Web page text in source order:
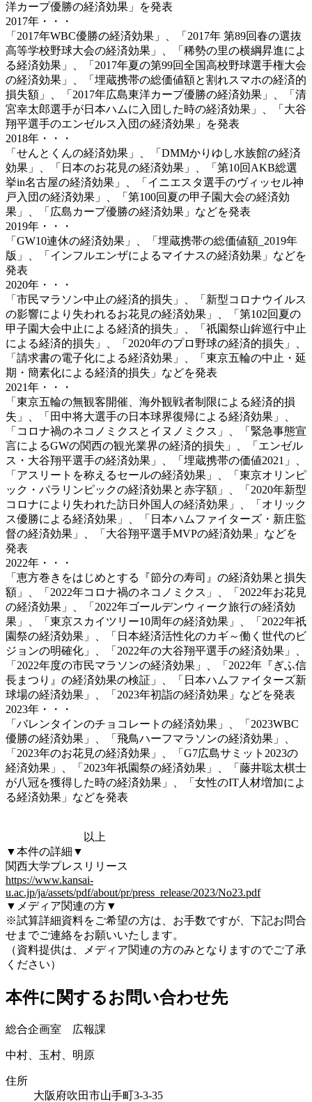
洋カープ優勝の経済効果」を発表
2017年・・・
「2017年WBC優勝の経済効果」、「2017年 第89回春の選抜
高等学校野球大会の経済効果」、「稀勢の里の横綱昇進によ
る経済効果」、「2017年夏の第99回全国高校野球選手権大会
の経済効果」、「埋蔵携帯の総価値額と割れスマホの経済的
損失額」、「2017年広島東洋カープ優勝の経済効果」、「清
宮幸太郎選手が日本ハムに入団した時の経済効果」、「大谷
翔平選手のエンゼルス入団の経済効果」を発表
2018年・・・
「せんとくんの経済効果」、「DMMかりゆし水族館の経済
効果」、「日本のお花見の経済効果」、「第10回AKB総選
挙in名古屋の経済効果」、「イニエスタ選手のヴィッセル神
戸入団の経済効果」、「第100回夏の甲子園大会の経済効
果」、「広島カープ優勝の経済効果」などを発表
2019年・・・
「GW10連休の経済効果」、「埋蔵携帯の総価値額_2019年
版」、「インフルエンザによるマイナスの経済効果」などを
発表
2020年・・・
「市民マラソン中止の経済的損失」、「新型コロナウイルス
の影響により失われるお花見の経済効果」、「第102回夏の
甲子園大会中止による経済的損失」、「祇園祭山鉾巡行中止
による経済的損失」、「2020年のプロ野球の経済的損失」、
「請求書の電子化による経済効果」、「東京五輪の中止・延
期・簡素化による経済的損失」などを発表
2021年・・・
「東京五輪の無観客開催、海外観戦者制限による経済的損
失」、「田中将大選手の日本球界復帰による経済効果」、
「コロナ禍のネコノミクスとイヌノミクス」、「緊急事態宣
言によるGWの関西の観光業界の経済的損失」、「エンゼル
ス・大谷翔平選手の経済効果」、「埋蔵携帯の価値2021」、
「アスリートを称えるセールの経済効果」、「東京オリンピ
ック・パラリンピックの経済効果と赤字額」、「2020年新型
コロナにより失われた訪日外国人の経済効果」、「オリック
ス優勝による経済効果」、「日本ハムファイターズ・新庄監
督の経済効果」、「大谷翔平選手MVPの経済効果」などを
発表
2022年・・・
「恵方巻きをはじめとする『節分の寿司』の経済効果と損失
額」、「2022年コロナ禍のネコノミクス」、「2022年お花見
の経済効果」、「2022年ゴールデンウィーク旅行の経済効
果」、「東京スカイツリー10周年の経済効果」、「2022年祇
園祭の経済効果」、「日本経済活性化のカギ～働く世代のビ
ジョンの明確化」、「2022年の大谷翔平選手の経済効果」、
「2022年度の市民マラソンの経済効果」、「2022年『ぎふ信
長まつり』の経済効果の検証」、「日本ハムファイターズ新
球場の経済効果」、「2023年初詣の経済効果」などを発表
2023年・・・
「バレンタインのチョコレートの経済効果」、「2023WBC
優勝の経済効果」、「飛鳥ハーフマラソンの経済効果」、
「2023年のお花見の経済効果」、「G7広島サミット2023の
経済効果」、「2023年祇園祭の経済効果」、「藤井聡太棋士
が八冠を獲得した時の経済効果」、「女性のIT人材増加によ
る経済効果」などを発表
以上
▼本件の詳細▼
関西大学プレスリリース
https://www.kansai-
u.ac.jp/ja/assets/pdf/about/pr/press_release/2023/No23.pdf
▼メディア関連の方▼
※試算詳細資料をご希望の方は、お手数ですが、下記お問合
せまでご連絡をお願いいたします。
（資料提供は、メディア関連の方のみとなりますのでご了承
ください）
本件に関するお問い合わせ先
総合企画室 広報課
中村、玉村、明原
住所
大阪府吹田市山手町3-3-35